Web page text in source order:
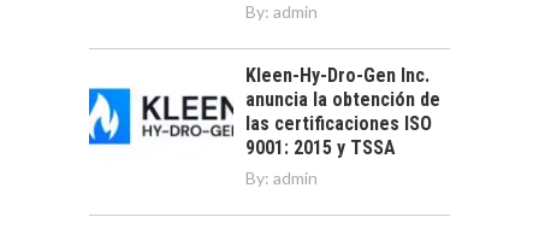
By: admin
Kleen-Hy-Dro-Gen Inc.
anuncia la obtención de
las certificaciones ISO
9001: 2015 y TSSA
By: admin